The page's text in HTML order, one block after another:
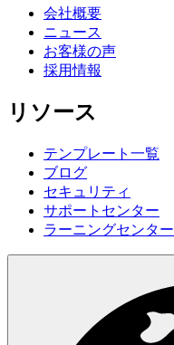
会社概要
ニュース
お客様の声
採用情報
リソース
テンプレート一覧
ブログ
セキュリティ
サポートセンター
ラーニングセンター